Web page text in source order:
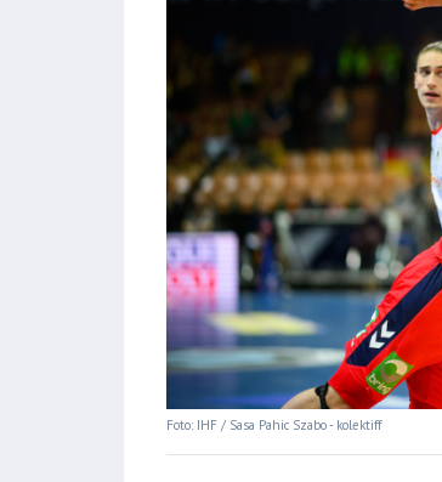
Foto: IHF / Sasa Pahic Szabo - kolektiff